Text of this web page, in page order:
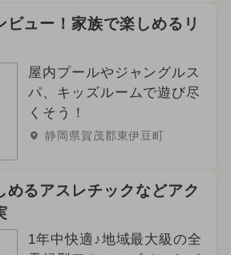
ビュー！家族で楽しめるリ
屋内プールやジャングルス
パ、キッズルームで遊び尽
くそう！
静岡県賀茂郡東伊豆町
めるアスレチックなどアク
1年中快適♪地域最大級の全